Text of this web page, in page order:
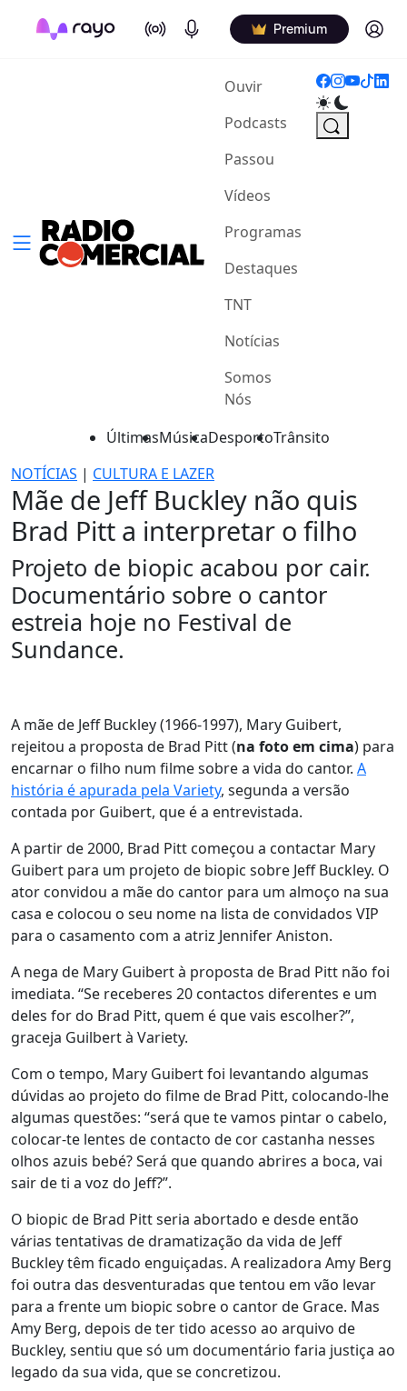
On Air Podcasts Premium Log in
Ouvir(current)
Podcasts
Passou
Vídeos
Programas
Destaques
TNT
Notícias
Somos
Nós
ÚltimasMúsicaDesportoTrânsito
NOTÍCIAS | CULTURA E LAZER
Mãe de Jeff Buckley não quis
Brad Pitt a interpretar o filho
Projeto de biopic acabou por cair.
Documentário sobre o cantor
estreia hoje no Festival de
Sundance.
A mãe de Jeff Buckley (1966-1997), Mary Guibert,
rejeitou a proposta de Brad Pitt (na foto em cima) para
encarnar o filho num filme sobre a vida do cantor. A
história é apurada pela Variety, segunda a versão
contada por Guibert, que é a entrevistada.
A partir de 2000, Brad Pitt começou a contactar Mary
Guibert para um projeto de biopic sobre Jeff Buckley. O
ator convidou a mãe do cantor para um almoço na sua
casa e colocou o seu nome na lista de convidados VIP
para o casamento com a atriz Jennifer Aniston.
A nega de Mary Guibert à proposta de Brad Pitt não foi
imediata. “Se receberes 20 contactos diferentes e um
deles for do Brad Pitt, quem é que vais escolher?”,
graceja Guilbert à Variety.
Com o tempo, Mary Guibert foi levantando algumas
dúvidas ao projeto do filme de Brad Pitt, colocando-lhe
algumas questões: “será que te vamos pintar o cabelo,
colocar-te lentes de contacto de cor castanha nesses
olhos azuis bebé? Será que quando abrires a boca, vai
sair de ti a voz do Jeff?”.
O biopic de Brad Pitt seria abortado e desde então
várias tentativas de dramatização da vida de Jeff
Buckley têm ficado enguiçadas. A realizadora Amy Berg
foi outra das desventuradas que tentou em vão levar
para a frente um biopic sobre o cantor de Grace. Mas
Amy Berg, depois de ter tido acesso ao arquivo de
Buckley, sentiu que só um documentário faria justiça ao
legado da sua vida, que se concretizou.